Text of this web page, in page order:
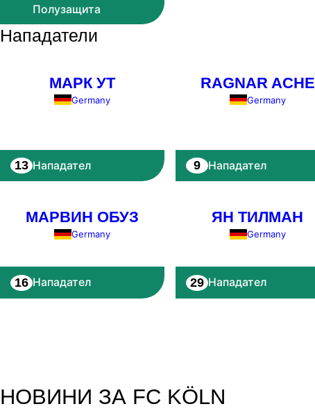
Полузащита
Нападатели
МАРК УТ
Germany
13 Нападател
RAGNAR ACHE
Germany
9 Нападател
МАРВИН ОБУЗ
Germany
16 Нападател
ЯН ТИЛМАН
Germany
29 Нападател
НОВИНИ ЗА FC KÖLN